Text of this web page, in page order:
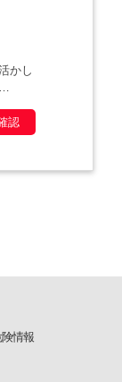
かし
認
情報